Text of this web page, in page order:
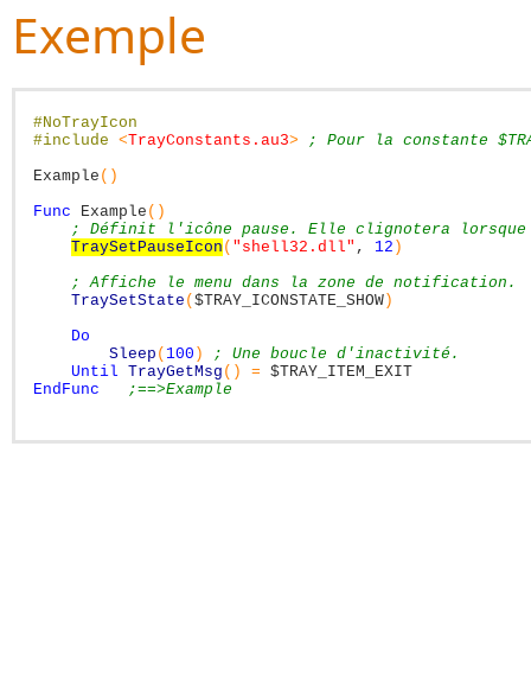
Exemple
#NoTrayIcon
#include <TrayConstants.au3>
; Pour la constante
Example ( )
Func
Example ( )
; Définit l'icône pause. Elle clignotera
TraySetPauseIcon ( "shell32.dll" , 12 )
; Affiche le menu dans la zone de notification.
TraySetState ( $TRAY_ICONSTATE_SHOW )
Do
Sleep ( 100 )
; Une boucle d'inactivité.
Until TrayGetMsg ( ) = $TRAY_ITEM_EXIT
EndFunc
;==>Example